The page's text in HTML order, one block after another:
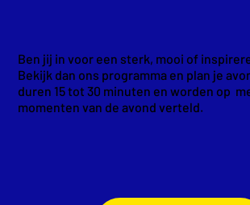
Ben jij in voor een sterk, mooi of
Bekijk dan ons programma en plan je
duren 15 tot 30 minuten en worden op
momenten van de avond verteld.